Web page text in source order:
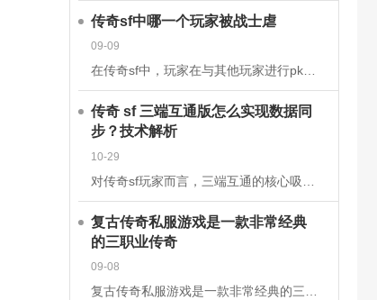
传奇sf中哪一个玩家被战士虐
09-09
在传奇sf中，玩家在与其他玩家进行pk时，有时会被对方的技能击中，也有时会被对方战士击杀。虽然战士在游戏前期，在技能上没有法师给力，但是战士有绝对的优势，特别是战士的防御和血量，完全可以抵挡住对方的伤
传奇 sf 三端互通版怎么实现数据同
步？技术解析
10-29
复古传奇私服游戏是一款非常经典
的三职业传奇
09-08